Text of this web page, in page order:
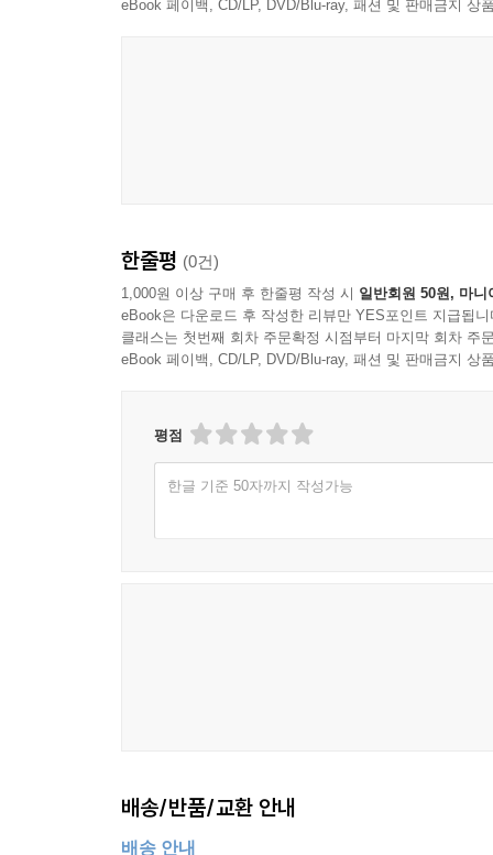
학생들이 그런 단어를 배울 때 ‘부당하다’보다 ‘
자신을 미워하는지 알 수 없었다. 미주는 니카의
먼저 챙겼던 것을 떠올렸다. 그 모든 순간을 돌이
미주는 주먹을 쥐었다. 손톱이 손바닥을 파고들
그것을 완전히 으깨버리려는 듯이. _본문 중에서
강의평가에서는 늘 1등을 하고, 학생에게 공개
해서 뭘 하려는 거냐고 물었다. 그때도 한희는 자
알았다. H대 어학당만 봐도 50대 한국어 강사는
『코리안 티처』는 구체성과 실감이 좋은 이야기
eBook 페이백, CD/LP, DVD/Blu-ray, 패션 및 판매금지 상
한줄평 (0건)
1,000원 이상 구매 후 한줄평 작성 시 일반회원 50원, 마니
eBook은 다운로드 후 작성한 리뷰만 YES포인트 지급됩니
클래스는 첫번째 회차 주문확정 시점부터 마지막 회차 주
eBook 페이백, CD/LP, DVD/Blu-ray, 패션 및 판매금지 상
평점
한글 기준 50자까지 작성가능
배송/반품/교환 안내
배송 안내